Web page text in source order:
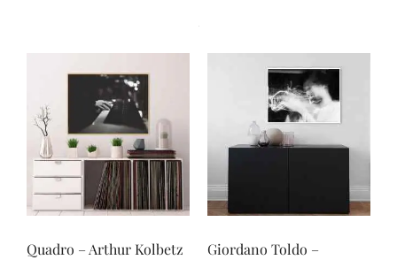
Quadro – Arthur Kolbetz
Giordano Toldo –